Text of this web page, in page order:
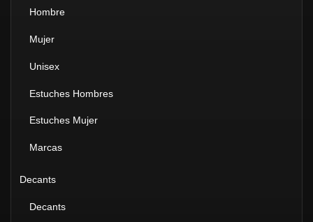
Hombre
Mujer
Unisex
Estuches Hombres
Estuches Mujer
Marcas
Decants
Decants